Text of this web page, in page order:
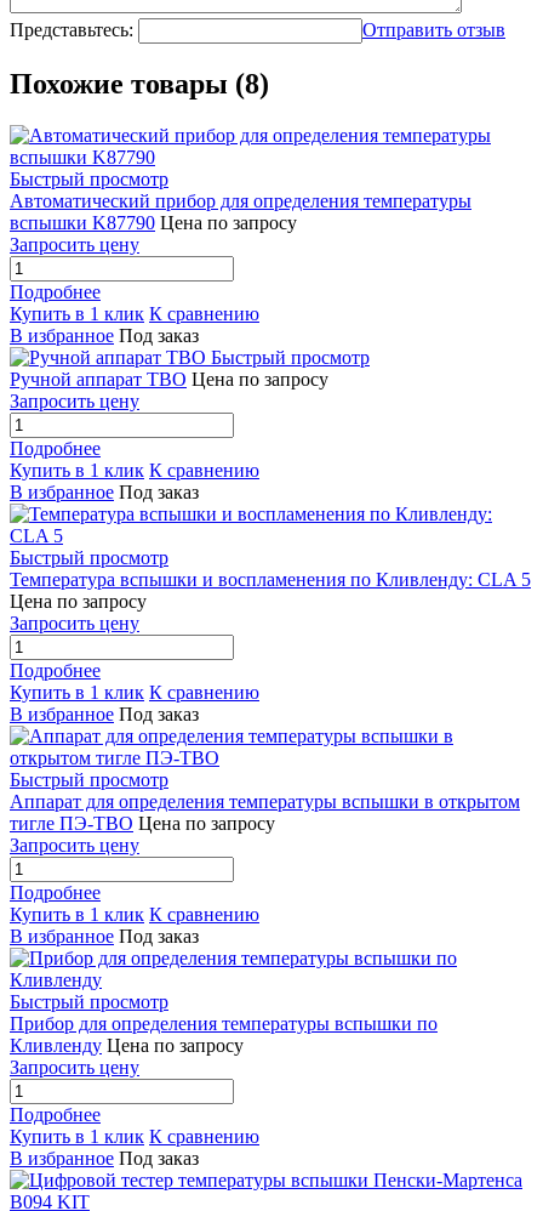
Представьтесь: Отправить отзыв
Похожие товары (8)
Быстрый просмотр
Автоматический прибор для определения температуры
вспышки K87790 Цена по запросу
Запросить цену
Подробнее
Купить в 1 клик К сравнению
В избранное Под заказ
Быстрый просмотр
Ручной аппарат ТВО Цена по запросу
Запросить цену
Подробнее
Купить в 1 клик К сравнению
В избранное Под заказ
Быстрый просмотр
Температура вспышки и воспламенения по Кливленду: CLA 5
Цена по запросу
Запросить цену
Подробнее
Купить в 1 клик К сравнению
В избранное Под заказ
Быстрый просмотр
Аппарат для определения температуры вспышки в открытом
тигле ПЭ-ТВО Цена по запросу
Запросить цену
Подробнее
Купить в 1 клик К сравнению
В избранное Под заказ
Быстрый просмотр
Прибор для определения температуры вспышки по
Кливленду Цена по запросу
Запросить цену
Подробнее
Купить в 1 клик К сравнению
В избранное Под заказ